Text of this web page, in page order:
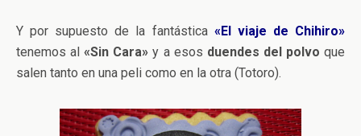
Y por supuesto de la fantástica «El viaje de Chihiro»
tenemos al«Sin Cara» y a esos duendes del polvo que
salen tanto en una peli como en la otra (Totoro).